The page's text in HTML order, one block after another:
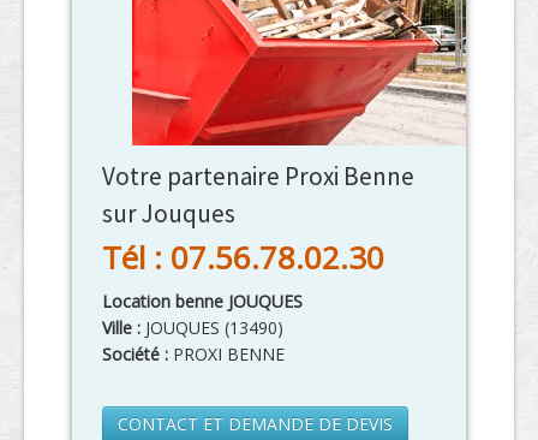
Votre partenaire Proxi Benne
sur Jouques
Tél : 07.56.78.02.30
Location benne JOUQUES
Ville : JOUQUES (13490)
Société : PROXI BENNE
CONTACT ET DEMANDE DE DEVIS